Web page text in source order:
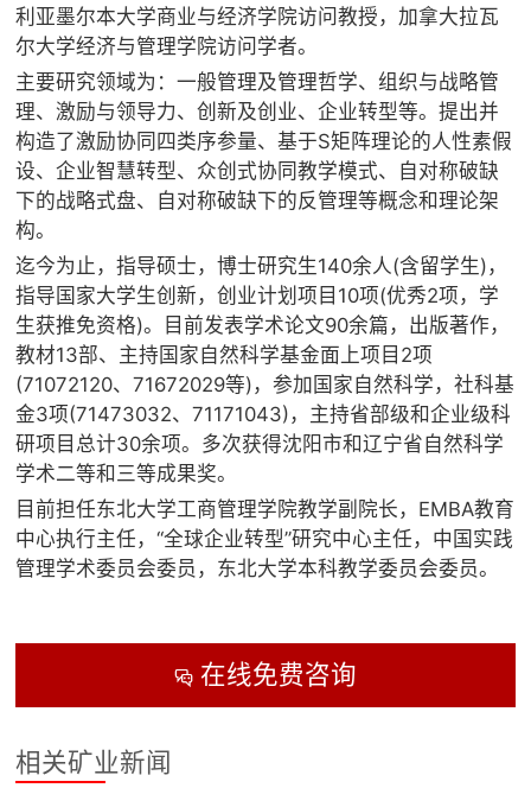
利亚墨尔本大学商业与经济学院访问教授，加拿大拉瓦
尔大学经济与管理学院访问学者。
主要研究领域为：一般管理及管理哲学、组织与战略管
理、激励与领导力、创新及创业、企业转型等。提出并
构造了激励协同四类序参量、基于S矩阵理论的人性素假
设、企业智慧转型、众创式协同教学模式、自对称破缺
下的战略式盘、自对称破缺下的反管理等概念和理论架
构。
迄今为止，指导硕士，博士研究生140余人(含留学生)，
指导国家大学生创新，创业计划项目10项(优秀2项，学
生获推免资格)。目前发表学术论文90余篇，出版著作，
教材13部、主持国家自然科学基金面上项目2项
(71072120、71672029等)，参加国家自然科学，社科基
金3项(71473032、71171043)，主持省部级和企业级科
研项目总计30余项。多次获得沈阳市和辽宁省自然科学
学术二等和三等成果奖。
目前担任东北大学工商管理学院教学副院长，EMBA教育
中心执行主任，“全球企业转型”研究中心主任，中国实践
管理学术委员会委员，东北大学本科教学委员会委员。
在线免费咨询
相关矿业新闻